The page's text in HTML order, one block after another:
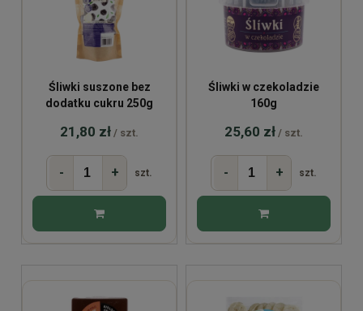
Śliwki suszone bez
dodatku cukru 250g
21,80 zł / szt.
- + szt.
Śliwki w czekoladzie
160g
25,60 zł / szt.
- + szt.